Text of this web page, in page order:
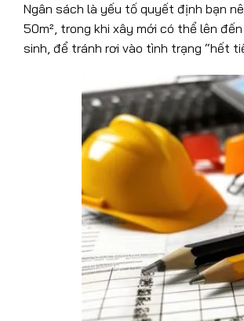
Ngân sách là yếu tố quyết định bạn
50m², trong khi xây mới có thể lên
sinh, để tránh rơi vào tình trạng “hết